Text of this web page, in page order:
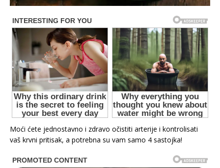
Moći ćete jednostavno i zdravo očistiti arterije i kontrolisati
vaš krvni pritisak, a potrebna su vam samo 4 sastojka!